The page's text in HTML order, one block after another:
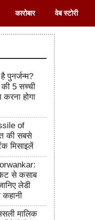
कारोबार वेब स्टोरी
पुनर्जन्म?
की 5 सच्ची
होगा
of
की सबसे
मिसाइलें
से कसाब
लेडी
कहानी
मालिक